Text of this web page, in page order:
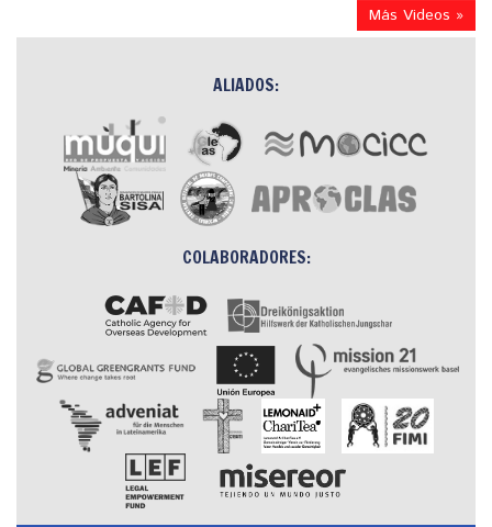
Más Videos »
ALIADOS:
COLABORADORES: